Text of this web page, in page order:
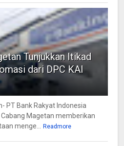
Tunjukkan Itikad
dari DPC KAI
PT Bank Rakyat Indonesia
Magetan memberikan
menge... Readmore